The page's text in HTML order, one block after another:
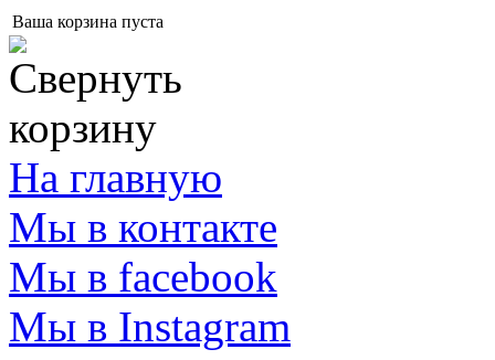
Ваша корзина пуста
На главную
Мы в контакте
Мы в facebook
Мы в Instagram